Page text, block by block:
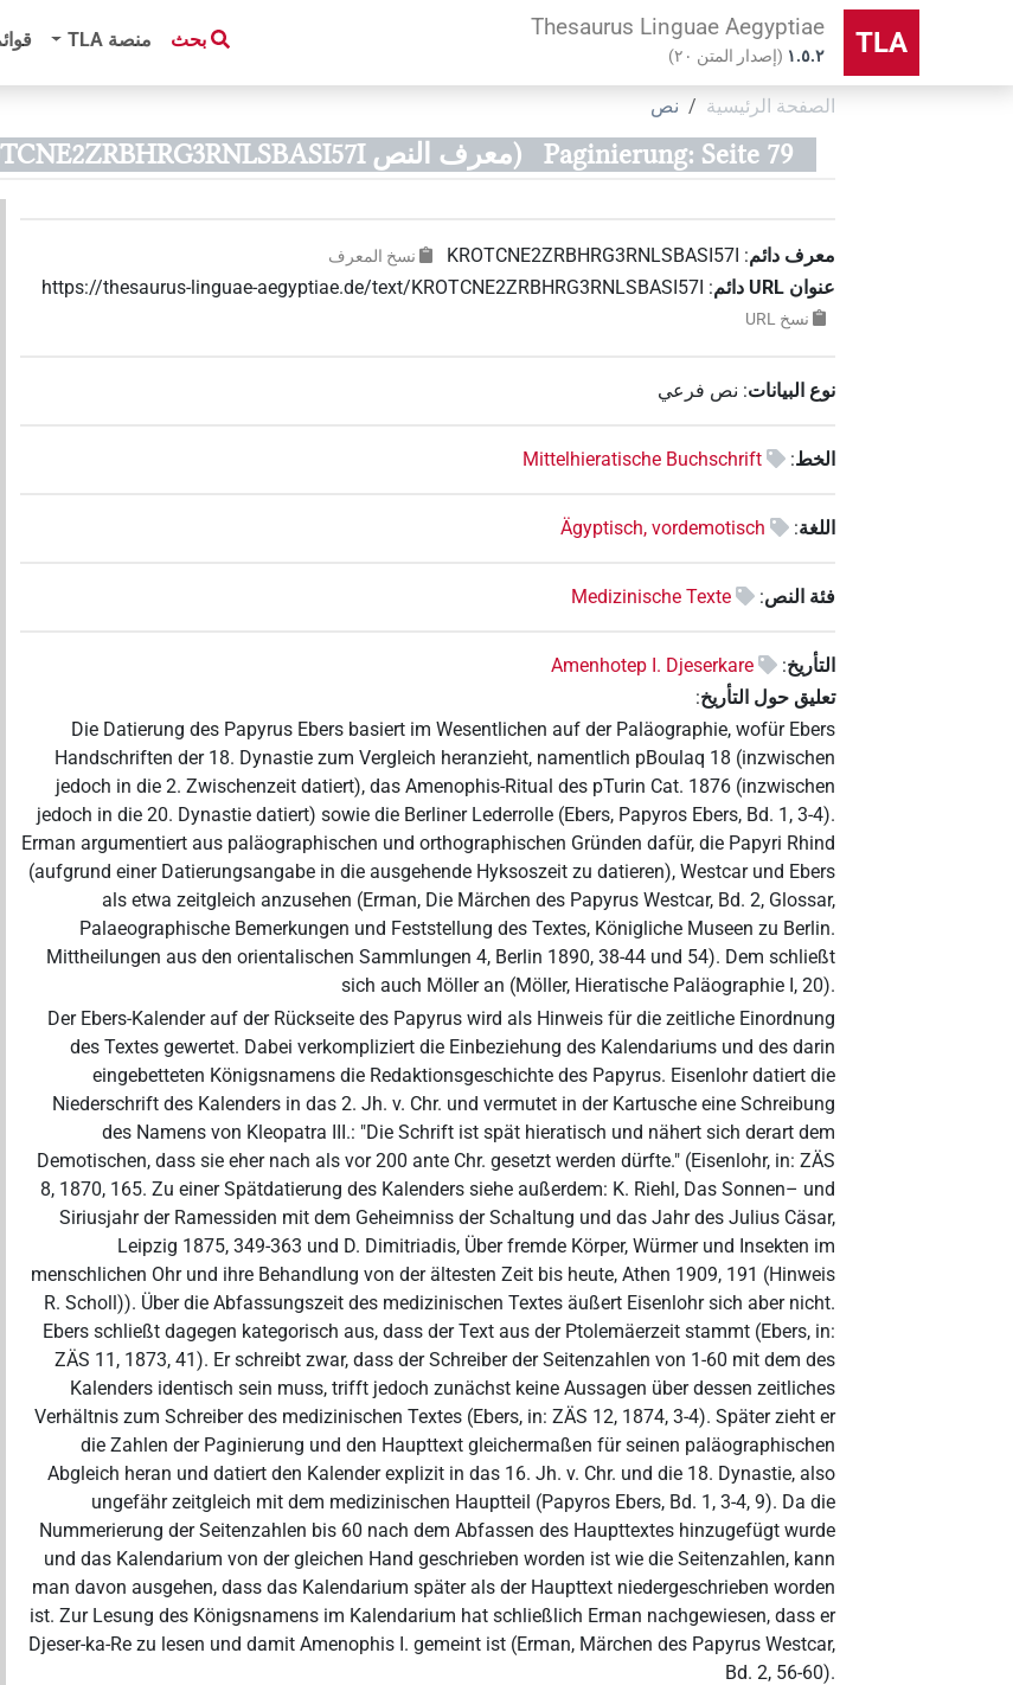
TLA
Thesaurus Linguae Aegyptiae
۱.٥.٢ (إصدار المتن ٢٠)
بحث منصة‏ ‏TLA
الصفحة الرئيسية نص
Paginierung: Seite 79 (معرف النص KROTCNE2ZRBHRG3RNLSBASI57I)
معرف دائم:
KROTCNE2ZRBHRG3RNLSBASI57I نسخ المعرف
عنوان‏ ‏URL‏ دائم :
https://thesaurus-linguae-aegyptiae.de/text/KROTCNE2ZRBHRG3RNLSBASI57I
نسخ‏ ‏URL
نوع البيانات: نص فرعي
الخط:
Mittelhieratische Buchschrift
اللغة:
Ägyptisch, vordemotisch
فئة النص:
Medizinische Texte
التأريخ:
Amenhotep I. Djeserkare
تعليق حول التأريخ:
Die Datierung des Papyrus Ebers basiert im Wesentlichen auf der Paläographie, wofür Ebers
Handschriften der 18. Dynastie zum Vergleich heranzieht, namentlich pBoulaq 18 (inzwischen
jedoch in die 2. Zwischenzeit datiert), das Amenophis-Ritual des pTurin Cat. 1876 (inzwischen
jedoch in die 20. Dynastie datiert) sowie die Berliner Lederrolle (Ebers, Papyros Ebers, Bd. 1, 3-4).
Erman argumentiert aus paläographischen und orthographischen Gründen dafür, die Papyri Rhind
(aufgrund einer Datierungsangabe in die ausgehende Hyksoszeit zu datieren), Westcar und Ebers
als etwa zeitgleich anzusehen (Erman, Die Märchen des Papyrus Westcar, Bd. 2, Glossar,
Palaeographische Bemerkungen und Feststellung des Textes, Königliche Museen zu Berlin.
Mittheilungen aus den orientalischen Sammlungen 4, Berlin 1890, 38-44 und 54). Dem schließt
sich auch Möller an (Möller, Hieratische Paläographie I, 20).
Der Ebers-Kalender auf der Rückseite des Papyrus wird als Hinweis für die zeitliche Einordnung
des Textes gewertet. Dabei verkompliziert die Einbeziehung des Kalendariums und des darin
eingebetteten Königsnamens die Redaktionsgeschichte des Papyrus. Eisenlohr datiert die
Niederschrift des Kalenders in das 2. Jh. v. Chr. und vermutet in der Kartusche eine Schreibung
des Namens von Kleopatra III.: "Die Schrift ist spät hieratisch und nähert sich derart dem
Demotischen, dass sie eher nach als vor 200 ante Chr. gesetzt werden dürfte." (Eisenlohr, in: ZÄS
8, 1870, 165. Zu einer Spätdatierung des Kalenders siehe außerdem: K. Riehl, Das Sonnen– und
Siriusjahr der Ramessiden mit dem Geheimniss der Schaltung und das Jahr des Julius Cäsar,
Leipzig 1875, 349-363 und D. Dimitriadis, Über fremde Körper, Würmer und Insekten im
menschlichen Ohr und ihre Behandlung von der ältesten Zeit bis heute, Athen 1909, 191 (Hinweis
R. Scholl)). Über die Abfassungszeit des medizinischen Textes äußert Eisenlohr sich aber nicht.
Ebers schließt dagegen kategorisch aus, dass der Text aus der Ptolemäerzeit stammt (Ebers, in:
ZÄS 11, 1873, 41). Er schreibt zwar, dass der Schreiber der Seitenzahlen von 1-60 mit dem des
Kalenders identisch sein muss, trifft jedoch zunächst keine Aussagen über dessen zeitliches
Verhältnis zum Schreiber des medizinischen Textes (Ebers, in: ZÄS 12, 1874, 3-4). Später zieht er
die Zahlen der Paginierung und den Haupttext gleichermaßen für seinen paläographischen
Abgleich heran und datiert den Kalender explizit in das 16. Jh. v. Chr. und die 18. Dynastie, also
ungefähr zeitgleich mit dem medizinischen Hauptteil (Papyros Ebers, Bd. 1, 3-4, 9). Da die
Nummerierung der Seitenzahlen bis 60 nach dem Abfassen des Haupttextes hinzugefügt wurde
und das Kalendarium von der gleichen Hand geschrieben worden ist wie die Seitenzahlen, kann
man davon ausgehen, dass das Kalendarium später als der Haupttext niedergeschrieben worden
ist. Zur Lesung des Königsnamens im Kalendarium hat schließlich Erman nachgewiesen, dass er
Djeser-ka-Re zu lesen und damit Amenophis I. gemeint ist (Erman, Märchen des Papyrus Westcar,
Bd. 2, 56-60).